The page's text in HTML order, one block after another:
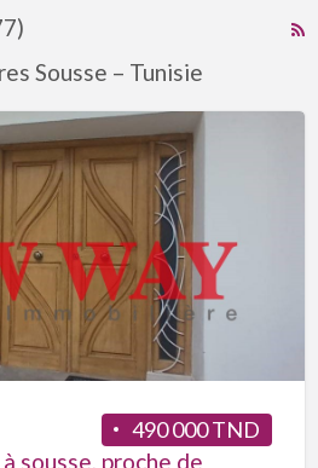
Sousse – Tunisie
490 000 TND
sousse, proche de